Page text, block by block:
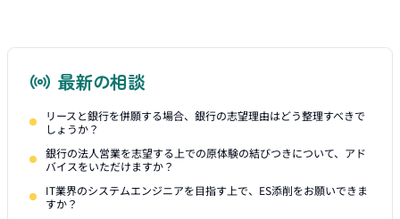
最新の相談
リースと銀行を併願する場合、銀行の志望理由はどう整理すべきで
しょうか？
銀行の法人営業を志望する上での原体験の結びつきについて、アド
バイスをいただけますか？
IT業界のシステムエンジニアを目指す上で、ES添削をお願いできま
すか？